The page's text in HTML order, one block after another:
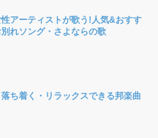
アーティストが歌う!人気&おすす
れソング・さよならの歌
ち着く・リラックスできる邦楽曲